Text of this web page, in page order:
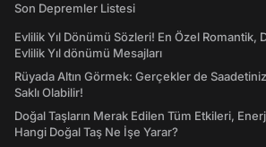
Son Depremler Listesi
Evlilik Yıl Dönümü Sözleri! En Özel Romantik,
Evlilik Yıl dönümü Mesajları
Rüyada Altın Görmek: Gerçekler de
Saklı Olabilir!
Doğal Taşların Merak Edilen Tüm Etkileri,
Hangi Doğal Taş Ne İşe Yarar?